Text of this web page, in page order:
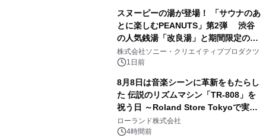
スヌーピーの湯が登場！ 「サウナのあ
とに楽しむPEANUTS」第2弾 渋谷
の人気銭湯「改良湯」と期間限定のコ
ラボレーション サウナイキタイコラ
ボグッズも発売決定！
株式会社ソニー・クリエイティブプロダクツ
1日前
8月8日は音楽シーンに革新をもたらし
た 伝説のリズムマシン「TR-808」を
祝う日 ～Roland Store Tokyoで実機
を展示しての 記念キャンペーンを開
催 英国ラジオ「NTS」の 特別プログ
ローランド株式会社
4時間前